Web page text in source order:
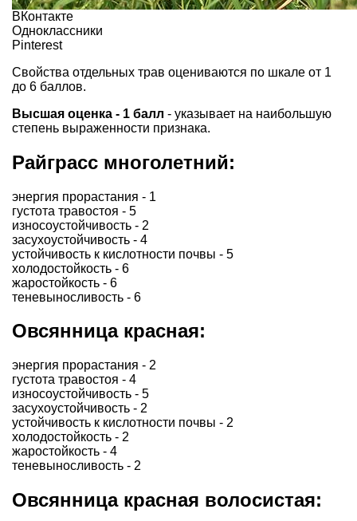
ВКонтакте
Одноклассники
Pinterest
Свойства отдельных трав оцениваются по шкале от 1
до 6 баллов.
Высшая оценка - 1 балл - указывает на наибольшую
степень выраженности признака.
Райграсс многолетний:
энергия прорастания - 1
густота травостоя - 5
износоустойчивость - 2
засухоустойчивость - 4
устойчивость к кислотности почвы - 5
холодостойкость - 6
жаростойкость - 6
теневыносливость - 6
Овсянница красная:
энергия прорастания - 2
густота травостоя - 4
износоустойчивость - 5
засухоустойчивость - 2
устойчивость к кислотности почвы - 2
холодостойкость - 2
жаростойкость - 4
теневыносливость - 2
Овсянница красная волосистая: